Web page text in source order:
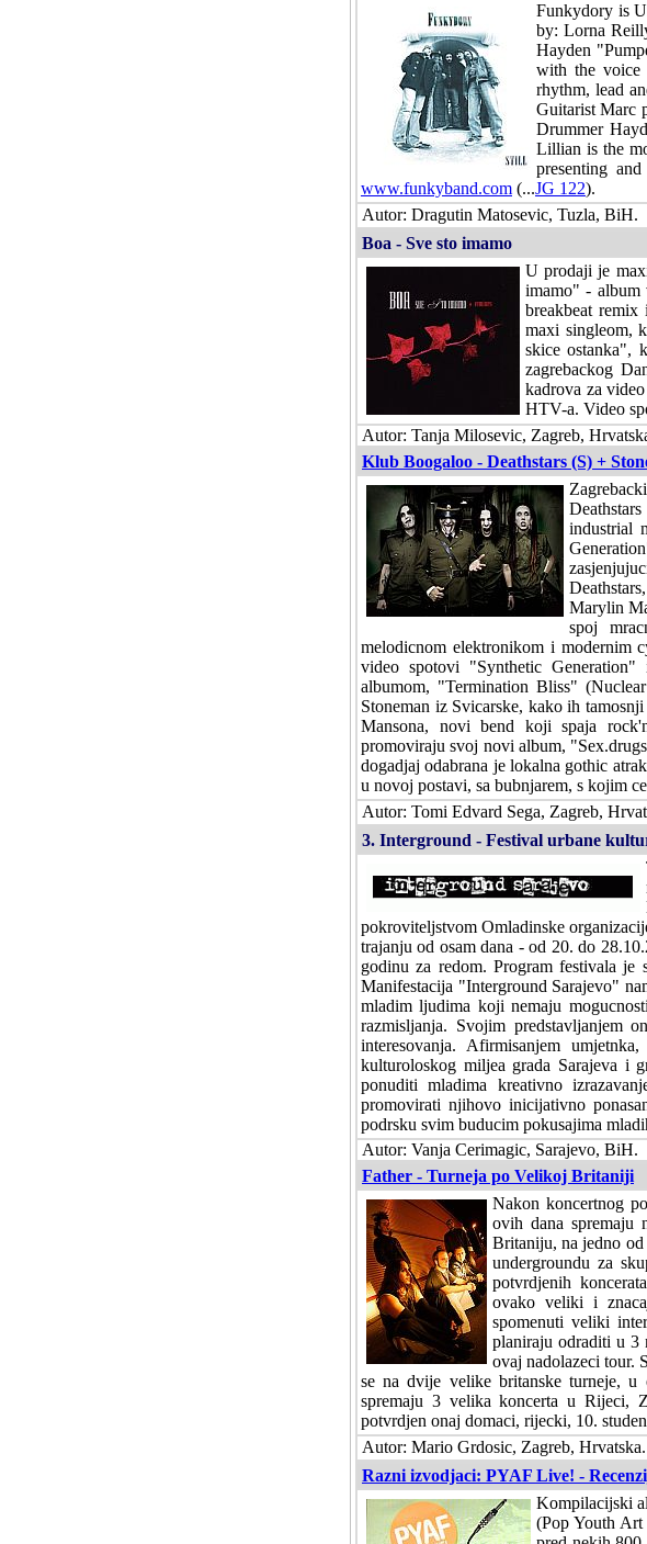
Funkydory is
by: Lorna
Hayden
with the voice
rhythm, lead
Guitarist Marc
Drummer
Lillian is the
presenting
www.funkyband.com (...JG 122).
Autor: Dragutin Matosevic, Tuzla, BiH.
Boa - Sve sto imamo
U prodaji je
imamo" - album
breakbeat
maxi singleom,
skice ostanka",
zagrebackog
kadrova za
HTV-a. Video
Autor: Tanja Milosevic, Zagreb,
Klub Boogaloo - Deathstars (S) +
industrial
Marylin
spoj
melodicnom elektronikom i modernim
video spotovi "Synthetic
albumom, "Termination Bliss"
Stoneman iz Svicarske, kako ih
Mansona, novi bend koji spaja
promoviraju svoj novi album,
dogadjaj odabrana je lokalna gothic
u novoj postavi, sa bubnjarem, s kojim
Autor: Tomi Edvard Sega, Zagreb,
3. Interground - Festival urbane
pokroviteljstvom Omladinske
trajanju od osam dana - od 20. do
godinu za redom. Program festivala
Manifestacija "Interground Sarajevo"
mladim ljudima koji nemaju
razmisljanja. Svojim predstavljanjem
interesovanja. Afirmisanjem
kulturoloskog miljea grada Sarajeva i
ponuditi mladima kreativno
promovirati njihovo inicijativno
podrsku svim buducim pokusajima
Autor: Vanja Cerimagic, Sarajevo, BiH.
Father - Turneja po Velikoj Britaniji
Nakon koncertnog
ovih dana
Britaniju, na jedno
undergroundu za
potvrdjenih
ovako veliki i
spomenuti veliki
planiraju odraditi u 3
ovaj nadolazeci tour.
se na dvije velike britanske turneje,
spremaju 3 velika koncerta u Rijeci,
potvrdjen onaj domaci, rijecki, 10.
Autor: Mario Grdosic, Zagreb, Hrvatska.
Razni izvodjaci: PYAF Live! -
Kompilacijski
(Pop Youth Art